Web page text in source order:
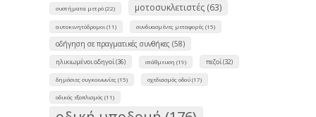
συστήματα μετρό (22) μοτοσυκλετιστές (63)
αυτοκινητόδρομοι (11) συνδυασμένες μεταφορές (15)
οδήγηση σε πραγματικές συνθήκες (58)
ηλικιωμένοι οδηγοί (36) στάθμευση (19) πεζοί (32)
δημόσιες συγκοινωνίες (15) σχεδιασμός οδού (17)
οδικός εξοπλισμός (11)